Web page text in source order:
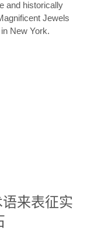
and historically
Jewels
New York.
来表征实